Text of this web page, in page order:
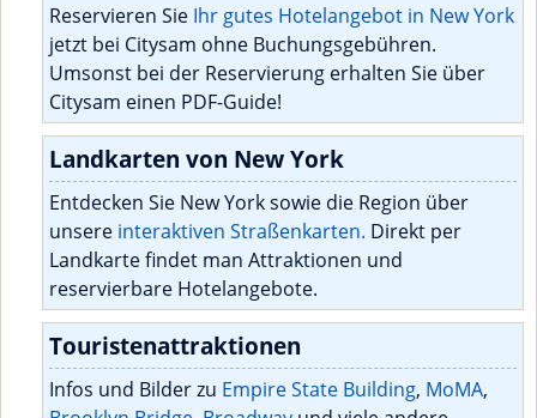
Reservieren Sie Ihr gutes Hotelangebot in New York
jetzt bei Citysam ohne Buchungsgebühren.
Umsonst bei der Reservierung erhalten Sie über
Citysam einen PDF-Guide!
Landkarten von New York
Entdecken Sie New York sowie die Region über
unsere interaktiven Straßenkarten. Direkt per
Landkarte findet man Attraktionen und
reservierbare Hotelangebote.
Touristenattraktionen
Infos und Bilder zu Empire State Building, MoMA,